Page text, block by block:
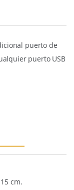
puerto de
puerto USB
cm.